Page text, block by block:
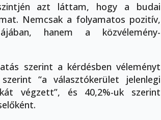
azt láttam, hogy a budai
Nemcsak a folyamatos pozitív,
hanem a közvélemény-
szerint a kérdésben véleményt
“a választókerület jelenlegi
végzett”, és 40,2%-uk szerint